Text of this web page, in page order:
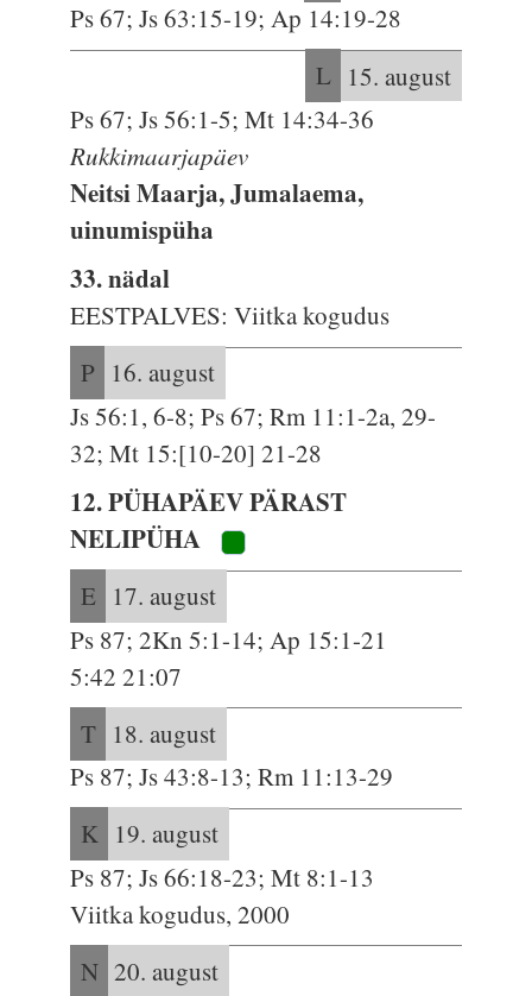
Ps 67; Js 63:15-19; Ap 14:19-28
L 15. august
Ps 67; Js 56:1-5; Mt 14:34-36
Rukkimaarjapäev
Neitsi Maarja, Jumalaema,
uinumispüha
33. nädal
EESTPALVES: Viitka kogudus
P 16. august
Js 56:1, 6-8; Ps 67; Rm 11:1-2a, 29-
32; Mt 15:[10-20] 21-28
12. PÜHAPÄEV PÄRAST
NELIPÜHA
E 17. august
Ps 87; 2Kn 5:1-14; Ap 15:1-21
5:42 21:07
T 18. august
Ps 87; Js 43:8-13; Rm 11:13-29
K 19. august
Ps 87; Js 66:18-23; Mt 8:1-13
Viitka kogudus, 2000
N 20. august